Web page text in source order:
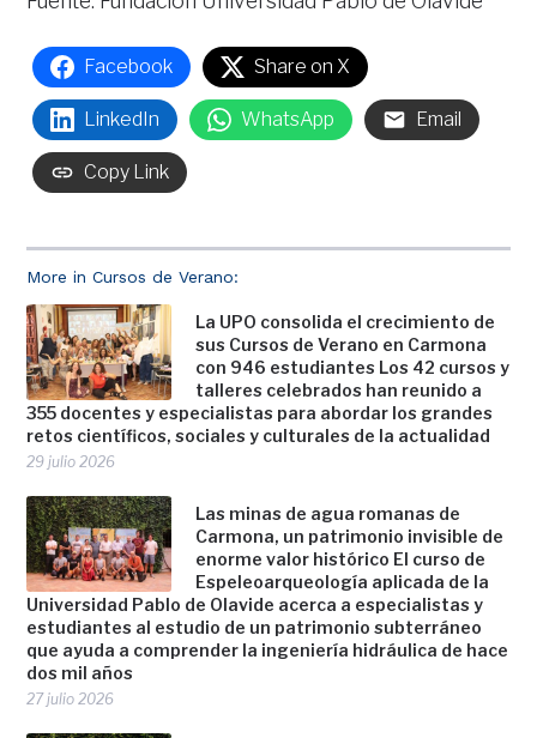
More in Cursos de Verano:
La UPO consolida el crecimiento de
sus Cursos de Verano en Carmona
con 946 estudiantes Los 42 cursos y
talleres celebrados han reunido a
355 docentes y especialistas para abordar los grandes
retos científicos, sociales y culturales de la actualidad
29 julio 2026
Las minas de agua romanas de
Carmona, un patrimonio invisible de
enorme valor histórico El curso de
Espeleoarqueología aplicada de la
Universidad Pablo de Olavide acerca a especialistas y
estudiantes al estudio de un patrimonio subterráneo
que ayuda a comprender la ingeniería hidráulica de hace
dos mil años
27 julio 2026
Facebook Share on X
LinkedIn WhatsApp Email
Copy Link